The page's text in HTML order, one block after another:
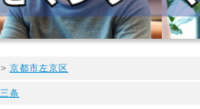
> 京都市左京区
三条